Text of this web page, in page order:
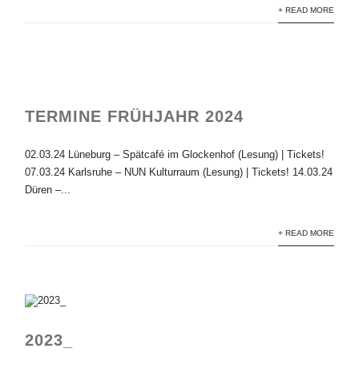
+ READ MORE
TERMINE FRÜHJAHR 2024
02.03.24 Lüneburg – Spätcafé im Glockenhof (Lesung) | Tickets!
07.03.24 Karlsruhe – NUN Kulturraum (Lesung) | Tickets! 14.03.24
Düren –...
+ READ MORE
2023_